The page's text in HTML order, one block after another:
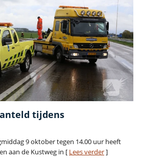
tijdens
9 oktober tegen 14.00 uur heeft
aan de Kustweg in [ Lees verder]